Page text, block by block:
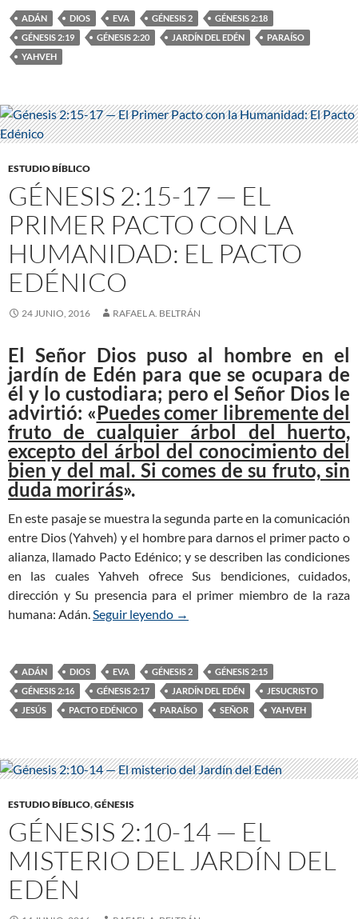
ADÁN DIOS EVA GÉNESIS 2
GÉNESIS 2:18
GÉNESIS 2:19
GÉNESIS 2:20 JARDÍN DEL EDÉN
PARAÍSO
YAHVEH
ESTUDIO BÍBLICO
GÉNESIS 2:15-17 — EL
PRIMER PACTO CON LA
HUMANIDAD: EL PACTO
EDÉNICO
24 JUNIO, 2016 RAFAEL A. BELTRÁN
El Señor Dios puso al hombre en el
jardín de Edén para que se ocupara de
él y lo custodiara; pero el Señor Dios le
advirtió: «Puedes comer libremente del
fruto de cualquier árbol del huerto,
excepto del árbol del conocimiento del
bien y del mal. Si comes de su fruto, sin
duda morirás».
En este pasaje se muestra la segunda parte en la comunicación
entre Dios (Yahveh) y el hombre para darnos el primer pacto o
alianza, llamado Pacto Edénico; y se describen las condiciones
en las cuales Yahveh ofrece Sus bendiciones, cuidados,
dirección y Su presencia para el primer miembro de la raza
humana: Adán.Seguir leyendo Génesis 2:15-17 — El Primer
→
ADÁN DIOS EVA GÉNESIS 2
GÉNESIS 2:15
GÉNESIS 2:16
GÉNESIS 2:17 JARDÍN DEL EDÉN
JESUCRISTO
JESÚS
PACTO EDÉNICO PARAÍSO SEÑOR YAHVEH
ESTUDIO BÍBLICO,GÉNESIS
GÉNESIS 2:10-14 — EL
MISTERIO DEL JARDÍN DEL
EDÉN